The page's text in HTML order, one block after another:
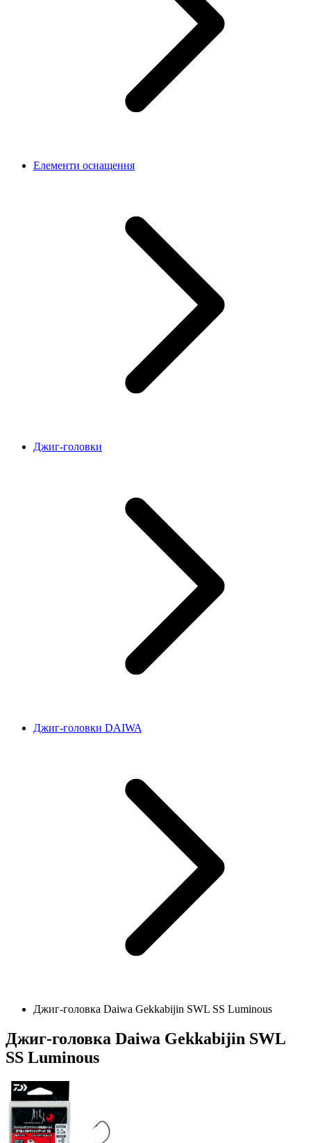
Елементи оснащення
Джиг-головки
Джиг-головки DAIWA
Джиг-головка Daiwa Gekkabijin SWL SS Luminous
Джиг-головка Daiwa Gekkabijin SWL
SS Luminous